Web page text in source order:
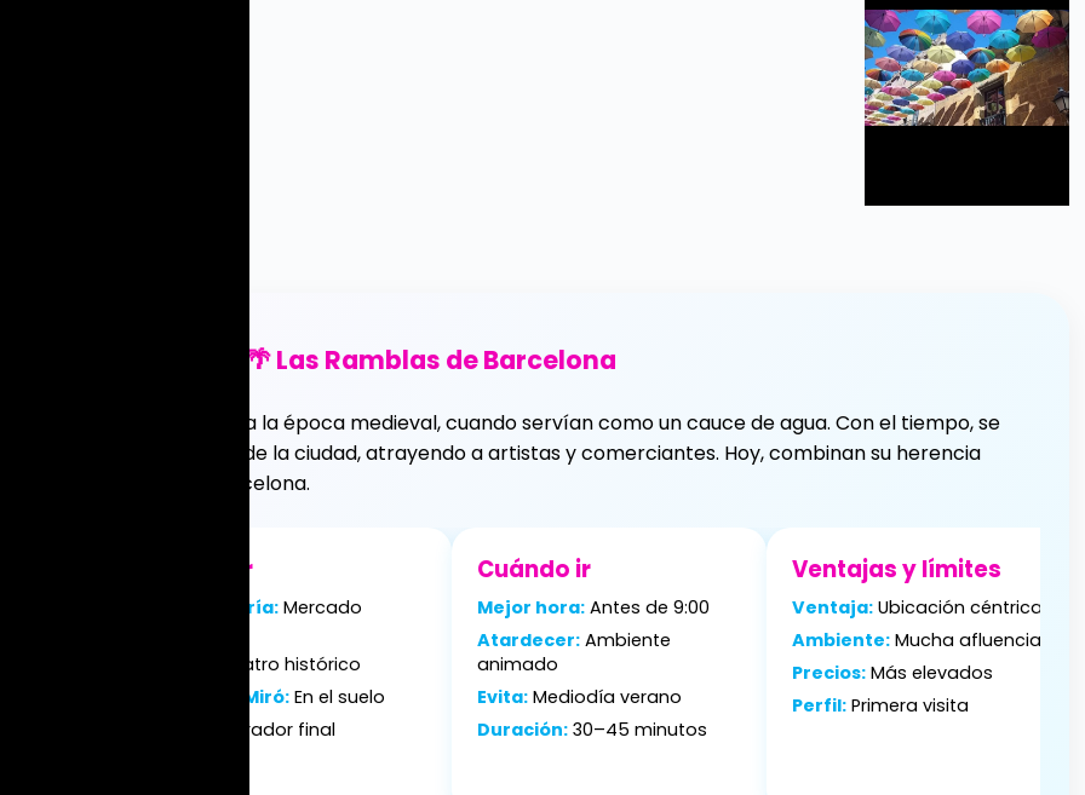
🌴 Las Ramblas de Barcelona
raíces que se remontan a la época medieval, cuando servían como un cauce de agua. Con el tiempo, se
centro social y cultural de la ciudad, atrayendo a artistas y comerciantes. Hoy, combinan su herencia
modernidad de Barcelona.
Qué ver
La Boquería:Mercado
Teatro histórico
Mosaico Miró:En el suelo
Mirador final
Cuándo ir
Mejor hora:Antes de 9:00
Atardecer:Ambiente
animado
Evita:Mediodía verano
Duración:30–45 minutos
Ventajas y límites
Ventaja:Ubicación céntrica
Ambiente:Mucha afluencia
Precios:Más elevados
Perfil:Primera visita